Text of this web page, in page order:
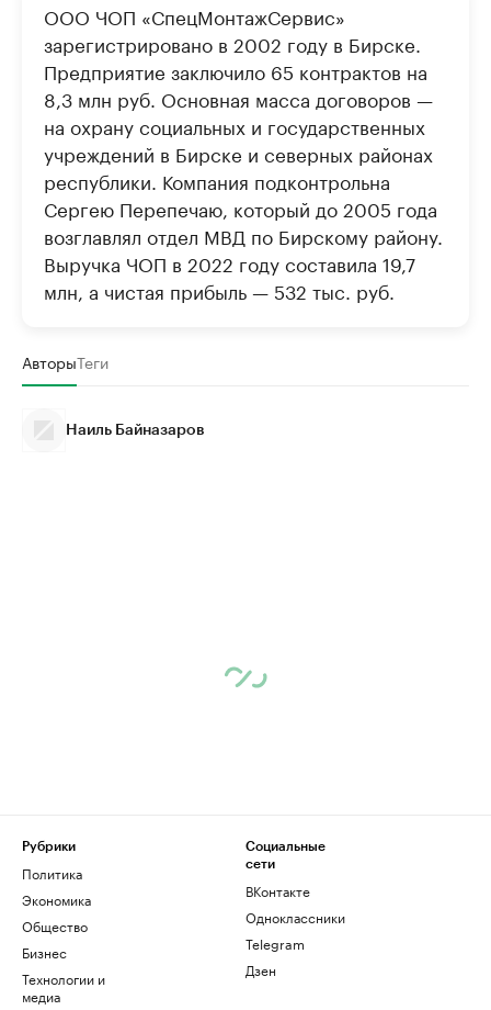
ООО ЧОП «СпецМонтажСервис»
зарегистрировано в 2002 году в Бирске.
Предприятие заключило 65 контрактов на
8,3 млн руб. Основная масса договоров —
на охрану социальных и государственных
учреждений в Бирске и северных районах
республики. Компания подконтрольна
Сергею Перепечаю, который до 2005 года
возглавлял отдел МВД по Бирскому району.
Выручка ЧОП в 2022 году составила 19,7
млн, а чистая прибыль — 532 тыс. руб.
АвторыТеги
Наиль Байназаров
Рубрики
Политика
Экономика
Общество
Бизнес
Технологии и
медиа
Социальные
сети
ВКонтакте
Одноклассники
Telegram
Дзен